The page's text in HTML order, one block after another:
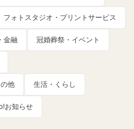
フォトスタジオ・プリントサービス
金融 冠婚葬祭・イベント
他 生活・くらし
お知らせ